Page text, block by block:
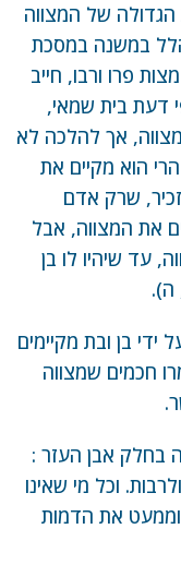
של המצווה
במשנה במסכת
פרו ורבו, חייב
דעת בית שמאי,
אך להלכה לא
הוא מקיים את
שרק אדם
את המצווה, אבל
עד שיהיו לו בן
ה).
ידי בן ובת מקיימים
חכמים שמצווה
בחלק אבן העזר :
וכל מי שאינו
וממעט את הדמות